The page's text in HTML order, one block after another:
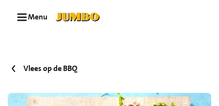
Menu
Vlees op de BBQ